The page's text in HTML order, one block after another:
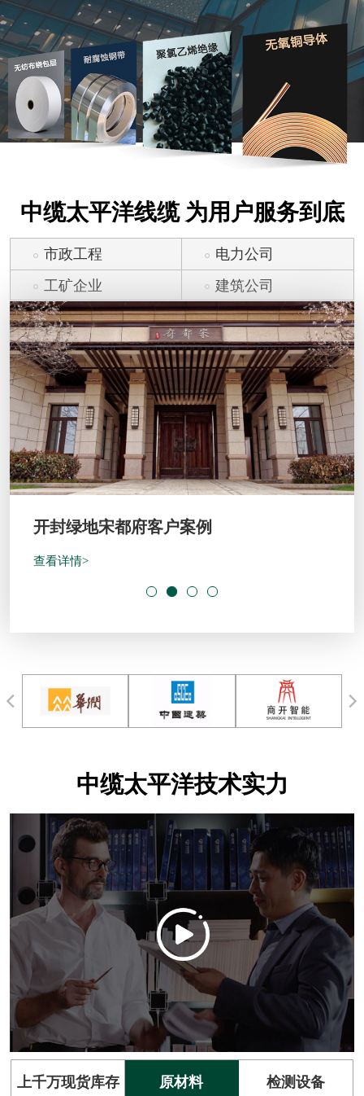
中缆太平洋线缆 为用户服务到底
市政工程
电力公司
工矿企业
建筑公司
开封绿地宋都府客户案例
查看详情>
中缆太平洋技术实力
上千万现货库存 原材料 检测设备